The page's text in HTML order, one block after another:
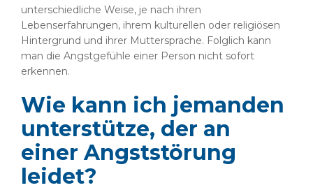
unterschiedliche Weise, je nach ihren
Lebenserfahrungen, ihrem kulturellen oder religiösen
Hintergrund und ihrer Muttersprache. Folglich kann
man die Angstgefühle einer Person nicht sofort
erkennen.
Wie kann ich jemanden
unterstütze, der an
einer Angststörung
leidet?